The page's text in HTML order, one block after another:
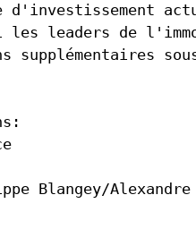
d'investissement
les leaders de
sous
Blangey/